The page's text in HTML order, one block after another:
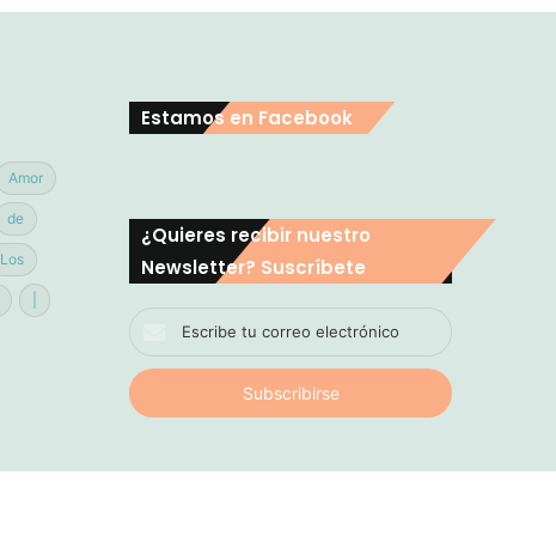
Amor
de
Los
Estamos en Facebook
¿Quieres recibir nuestro
Newsletter? Suscríbete
correo
electrónico